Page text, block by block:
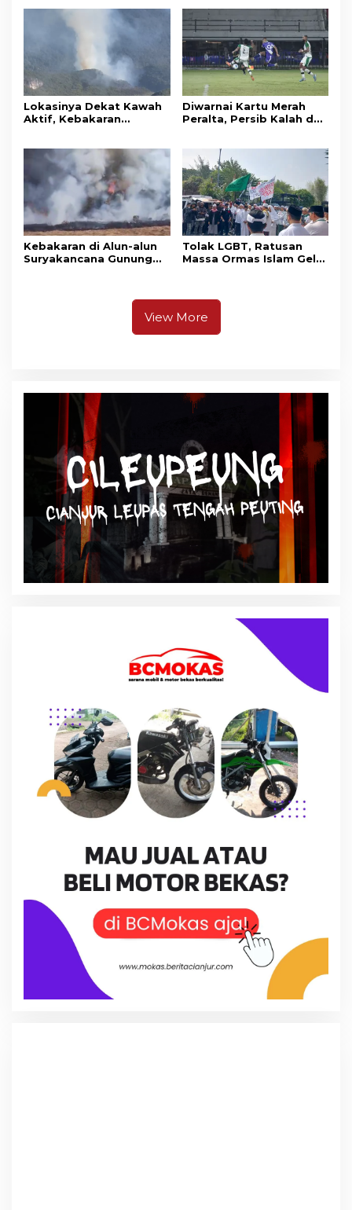
Awards 2026
Lokasinya Dekat Kawah
Aktif, Kebakaran
Pangrango
Diwarnai Kartu Merah
Peralta, Persib Kalah dari
Kebakaran di Alun-alun
Suryakancana Gunung
Tolak LGBT, Ratusan
Massa Ormas Islam Gelar
View More